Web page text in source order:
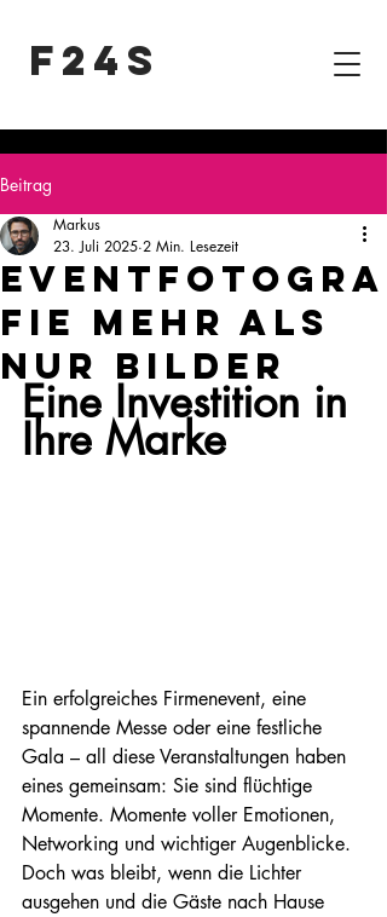
F24S
Beitrag
Eventfotogra
fie Mehr als
nur Bilder
Markus
23. Juli 2025 2 Min. Lesezeit
Eine Investition in
Ihre Marke
Ein erfolgreiches Firmenevent, eine
spannende Messe oder eine festliche
Gala – all diese Veranstaltungen haben
eines gemeinsam: Sie sind flüchtige
Momente. Momente voller Emotionen,
Networking und wichtiger Augenblicke.
Doch was bleibt, wenn die Lichter
ausgehen und die Gäste nach Hause